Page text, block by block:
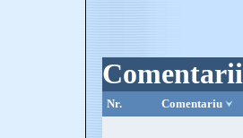
Comentarii
Nr. Comentariu